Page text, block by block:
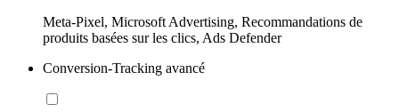
Meta-Pixel, Microsoft Advertising, Recommandations de
produits basées sur les clics, Ads Defender
Conversion-Tracking avancé